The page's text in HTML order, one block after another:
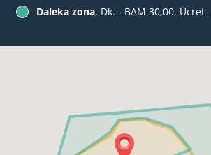
Daleka zona, Dk. - BAM 30,00, Ücret